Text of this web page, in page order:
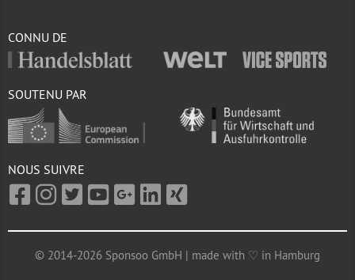
CONNU DE
SOUTENU PAR
NOUS SUIVRE
© 2014-2026 Sponsoo GmbH | made with ♡ in Hamburg